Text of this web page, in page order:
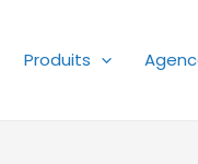
Produits